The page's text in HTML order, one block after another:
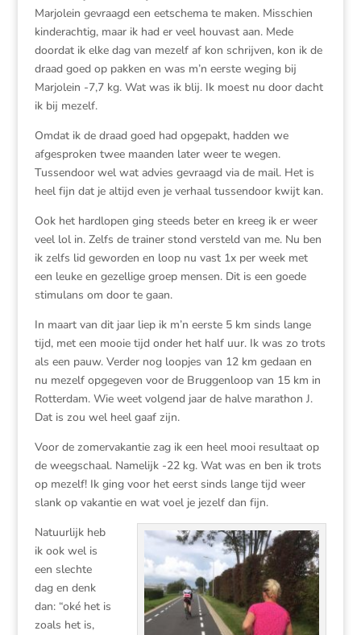
Marjolein gevraagd een eetschema te maken. Misschien
kinderachtig, maar ik had er veel houvast aan. Mede
doordat ik elke dag van mezelf af kon schrijven, kon ik de
draad goed op pakken en was m’n eerste weging bij
Marjolein -7,7 kg. Wat was ik blij. Ik moest nu door dacht
ik bij mezelf.
Omdat ik de draad goed had opgepakt, hadden we
afgesproken twee maanden later weer te wegen.
Tussendoor wel wat advies gevraagd via de mail. Het is
heel fijn dat je altijd even je verhaal tussendoor kwijt kan.
Ook het hardlopen ging steeds beter en kreeg ik er weer
veel lol in. Zelfs de trainer stond versteld van me. Nu ben
ik zelfs lid geworden en loop nu vast 1x per week met
een leuke en gezellige groep mensen. Dit is een goede
stimulans om door te gaan.
In maart van dit jaar liep ik m’n eerste 5 km sinds lange
tijd, met een mooie tijd onder het half uur. Ik was zo trots
als een pauw. Verder nog loopjes van 12 km gedaan en
nu mezelf opgegeven voor de Bruggenloop van 15 km in
Rotterdam. Wie weet volgend jaar de halve marathon J.
Dat is zou wel heel gaaf zijn.
Voor de zomervakantie zag ik een heel mooi resultaat op
de weegschaal. Namelijk -22 kg. Wat was en ben ik trots
op mezelf! Ik ging voor het eerst sinds lange tijd weer
slank op vakantie en wat voel je jezelf dan fijn.
Natuurlijk heb
ik ook wel is
een slechte
dag en denk
dan: “oké het is
zoals het is,